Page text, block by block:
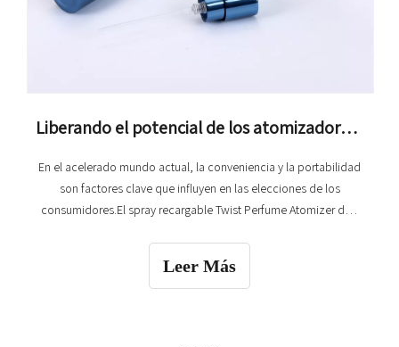
Liberando el potencial de los atomizadores de perfumes
En el acelerado mundo actual, la conveniencia y la portabilidad
son factores clave que influyen en las elecciones de los
consumidores.El spray recargable Twist Perfume Atomizer de 8
una solución fácil de viajar y sin complicaciones para sus
Leer Más